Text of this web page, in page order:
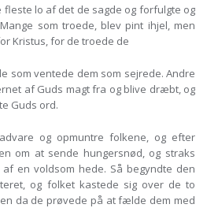
fleste lo af det de sagde og forfulgte og
som troede, blev pint ihjel, men
Kristus, for de troede de
som ventede dem som sejrede. Andre
af Guds magt fra og blive dræbt, og
Guds ord.
og opmuntre folkene, og efter
om at sende hungersnød, og straks
en voldsom hede. Så begyndte den
og folket kastede sig over de to
da de prøvede på at fælde dem med